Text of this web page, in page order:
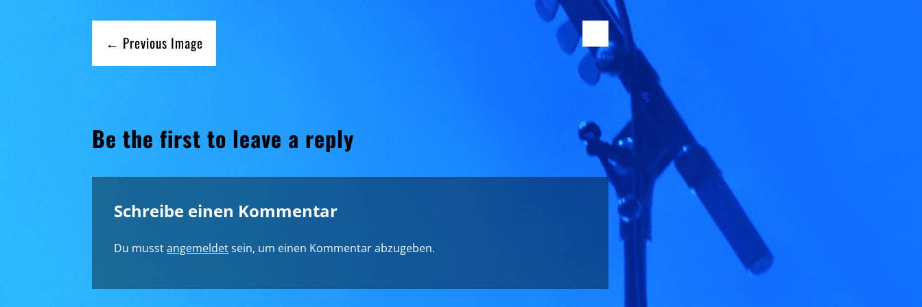
← Previous Image
Be the first to leave a reply
Schreibe einen Kommentar
Du musstangemeldetsein, um einen Kommentar abzugeben.